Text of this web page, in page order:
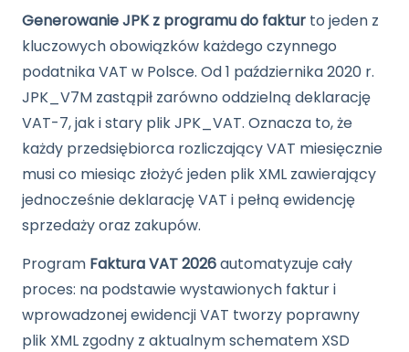
Pomoc
Kontakt
Polski English
Generowanie JPK z programu do faktur to jeden z
kluczowych obowiązków każdego czynnego
podatnika VAT w Polsce. Od 1 października 2020 r.
JPK_V7M zastąpił zarówno oddzielną deklarację
VAT-7, jak i stary plik JPK_VAT. Oznacza to, że
każdy przedsiębiorca rozliczający VAT miesięcznie
musi co miesiąc złożyć jeden plik XML zawierający
jednocześnie deklarację VAT i pełną ewidencję
sprzedaży oraz zakupów.
Program Faktura VAT 2026automatyzuje cały
proces: na podstawie wystawionych faktur i
wprowadzonej ewidencji VAT tworzy poprawny
plik XML zgodny z aktualnym schematem XSD